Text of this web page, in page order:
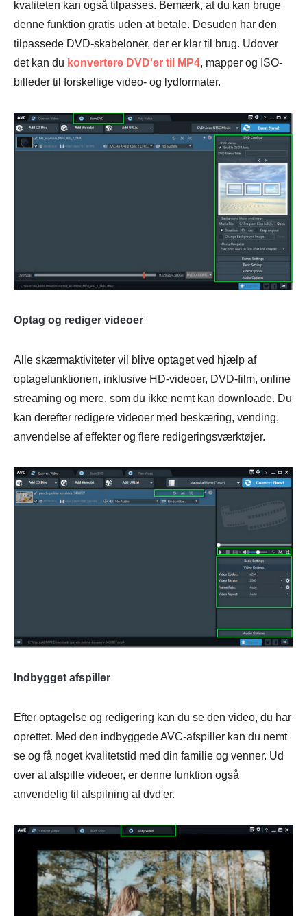
kvaliteten kan også tilpasses. Bemærk, at du kan bruge
denne funktion gratis uden at betale. Desuden har den
tilpassede DVD-skabeloner, der er klar til brug. Udover
det kan du konvertere DVD'er til MP4, mapper og ISO-
billeder til forskellige video- og lydformater.
Optag og rediger videoer
Alle skærmaktiviteter vil blive optaget ved hjælp af
optagefunktionen, inklusive HD-videoer, DVD-film, online
streaming og mere, som du ikke nemt kan downloade. Du
kan derefter redigere videoer med beskæring, vending,
anvendelse af effekter og flere redigeringsværktøjer.
Indbygget afspiller
Efter optagelse og redigering kan du se den video, du har
oprettet. Med den indbyggede AVC-afspiller kan du nemt
se og få noget kvalitetstid med din familie og venner. Ud
over at afspille videoer, er denne funktion også
anvendelig til afspilning af dvd'er.